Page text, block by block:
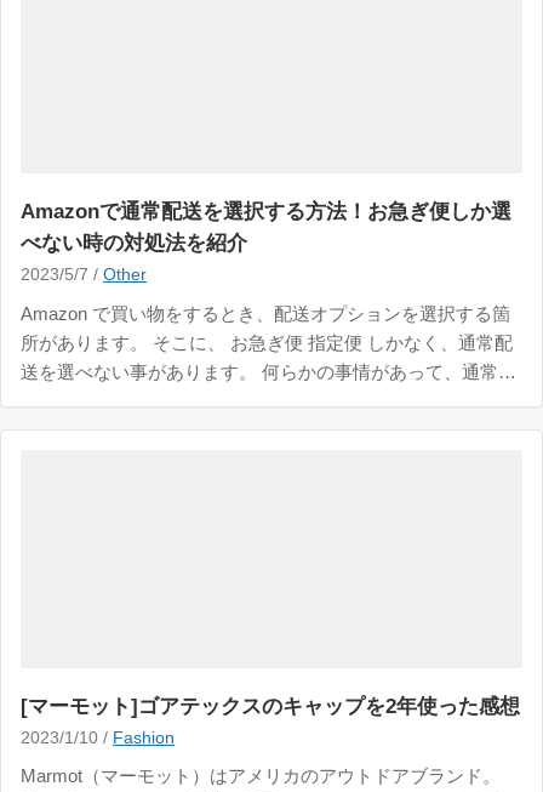
Amazonで通常配送を選択する方法！お急ぎ便しか選
べない時の対処法を紹介
2023/5/7 / Other
Amazon で買い物をするとき、配送オプションを選択する箇
所があります。 そこに、 お急ぎ便 指定便 しかなく、通常配
送を選べない事があります。 何らかの事情があって、通常配
シンプルです。 お支払い方法を変更するだけ！ コンビニ払
[マーモット]ゴアテックスのキャップを2年使った感想
2023/1/10 / Fashion
Marmot（マーモット）はアメリカのアウトドアブランド。